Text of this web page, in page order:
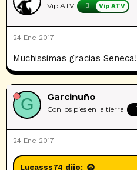
Vip ATV Vip ATV
24 Ene 2017
Muchissimas gracias
G Garcinuño
Con los pies en la tierra
24 Ene 2017
Lucasss74 dijo: